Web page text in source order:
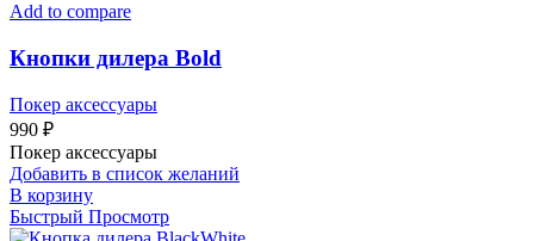
Add to compare
Кнопки дилера Bold
Покер аксессуары
990 ₽
Покер аксессуары
Добавить в список желаний
В корзину
Быстрый Просмотр